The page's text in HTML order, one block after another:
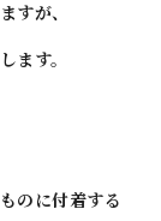
すが、
ます。
のに付着する